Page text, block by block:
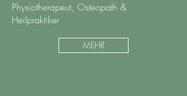
Physiotherapeut, Osteopath &
Heilpraktiker
MEHR